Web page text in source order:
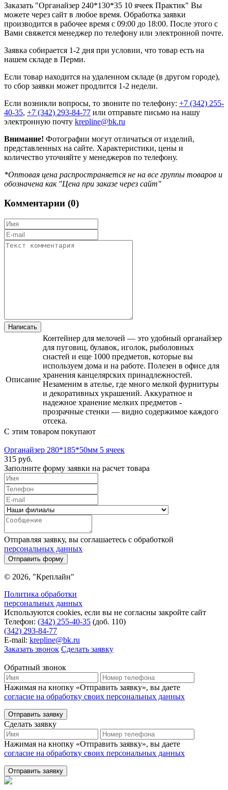
Заказать "Органайзер 240*130*35 10 ячеек Практик" Вы
можете через сайт в любое время. Обработка заявки
производится в рабочее время с 09:00 до 18:00. После этого с
Вами свяжется менеджер по телефону или электронной почте.
Заявка собирается 1-2 дня при условии, что товар есть на
нашем складе в Перми.
Если товар находится на удаленном складе (в другом городе),
то сбор заявки может продлится 1-2 недели.
Если возникли вопросы, то звоните по телефону: +7 (342) 255-
40-35, +7 (342) 293-84-77 или отправьте письмо на нашу
электронную почту krepline@bk.ru
Внимание! Фотографии могут отличаться от изделий,
представленных на сайте. Характеристики, цены и
количество уточняйте у менеджеров по телефону.
*Оптовая цена распространяется не на все группы товаров и
обозначена как "Цена при заказе через сайт"
Комментарии (0)
Описание
Контейнер для мелочей — это удобный органайзер
для пуговиц, булавок, иголок, рыболовных
снастей и еще 1000 предметов, которые вы
используем дома и на работе. Полезен в офисе для
хранения канцелярских принадлежностей.
Незаменим в ателье, где много мелкой фурнитуры
и декоративных украшений. Аккуратное и
надежное хранение мелких предметов -
прозрачные стенки — видно содержимое каждого
отсека.
С этим товаром покупают
Органайзер 280*185*50мм 5 ячеек
315 руб.
Заполните форму заявки на расчет товара
Отправляя заявку, вы соглашаетесь с обработкой
персональных данных
Отправить форму
© 2026, "Креплайн"
Политика обработки
персональных данных
Используются cookies, если вы не согласны закройте сайт
Телефон: (342) 255-40-35 (доб. 110)
(342) 293-84-77
E-mail: krepline@bk.ru
Заказать звонок Сделать заявку
Обратный звонок
Нажимая на кнопку «Отправить заявку», вы даете
согласие на обработку своих персональных данных
Отправить заявку
Сделать заявку
Нажимая на кнопку «Отправить заявку», вы даете
согласие на обработку своих персональных данных
Отправить заявку